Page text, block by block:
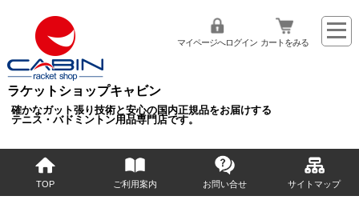
ラケットショップキャビン
確かなガット張り技術と安心の国内正規品をお届けする
テニス・バドミントン用品専門店です。
マイページへログイン カートをみる
TOP ご利用案内 お問い合せ サイトマップ